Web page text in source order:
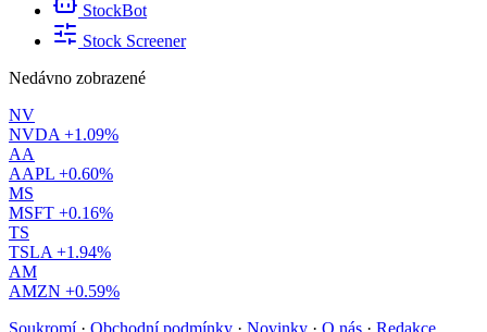
StockBot
Stock Screener
Nedávno zobrazené
NV
NVDA +1.09%
AA
AAPL +0.60%
MS
MSFT +0.16%
TS
TSLA +1.94%
AM
AMZN +0.59%